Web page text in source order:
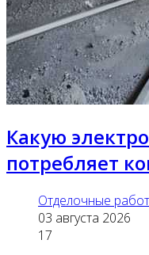
Какую
потребляет
Отделочные
03 августа 2026
17